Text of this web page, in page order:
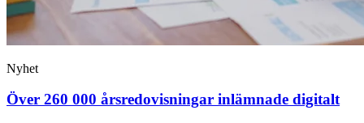
Nyhet
Över 260 000 årsredovisningar inlämnade digitalt